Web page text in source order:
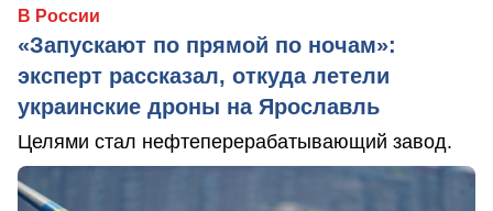
В России
«Запускают по прямой по ночам»:
эксперт рассказал, откуда летели
украинские дроны на Ярославль
Целями стал нефтеперерабатывающий завод.